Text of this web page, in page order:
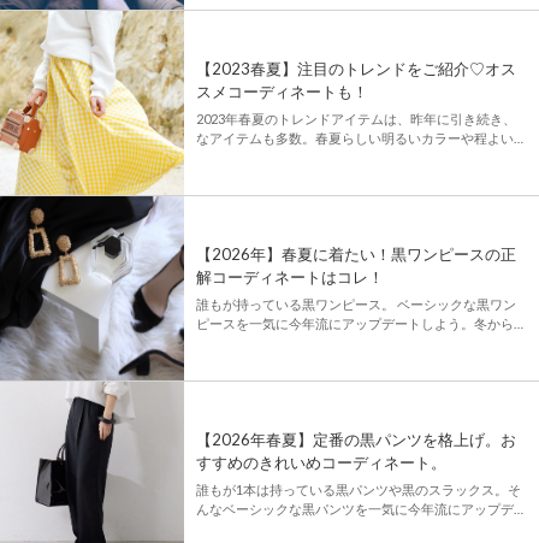
がった今だからこそ […]
【2023春夏】注目のトレンドをご紹介♡オス
スメコーディネートも！
2023年春夏のトレンドアイテムは、昨年に引き続き、
なアイテムも多数。春夏らしい明るいカラーや程よい肌
りだくさん！ 「 […]
【2026年】春夏に着たい！黒ワンピースの正
解コーディネートはコレ！
誰もが持っている黒ワンピース。 ベーシックな黒ワン
ピースを一気に今年流にアップデートしよう。冬から春
♪ - […]
【2026年春夏】定番の黒パンツを格上げ。お
すすめのきれいめコーディネート。
誰もが1本は持っている黒パンツや黒のスラックス。そ
んなベーシックな黒パンツを一気に今年流にアップデー